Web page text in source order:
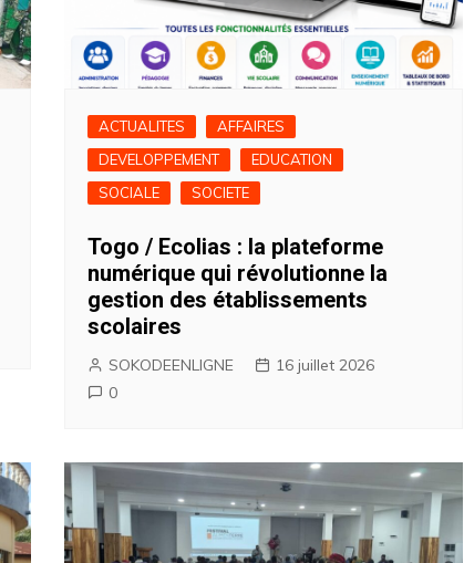
ACTUALITES
AFFAIRES
DEVELOPPEMENT
EDUCATION
SOCIALE
SOCIETE
Togo / Ecolias : la plateforme
numérique qui révolutionne la
gestion des établissements
scolaires
SOKODEENLIGNE
16 juillet 2026
0